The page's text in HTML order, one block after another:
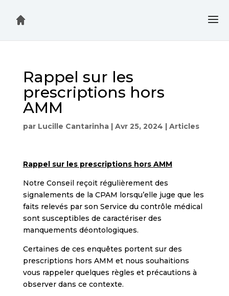
Rappel sur les
prescriptions hors
AMM
par Lucille Cantarinha| Avr 25, 2024 | Articles
Rappel sur les prescriptions hors AMM
Notre Conseil reçoit régulièrement des
signalements de la CPAM lorsqu’elle juge que les
faits relevés par son Service du contrôle médical
sont susceptibles de caractériser des
manquements déontologiques.
Certaines de ces enquêtes portent sur des
prescriptions hors AMM et nous souhaitions
vous rappeler quelques règles et précautions à
observer dans ce contexte.